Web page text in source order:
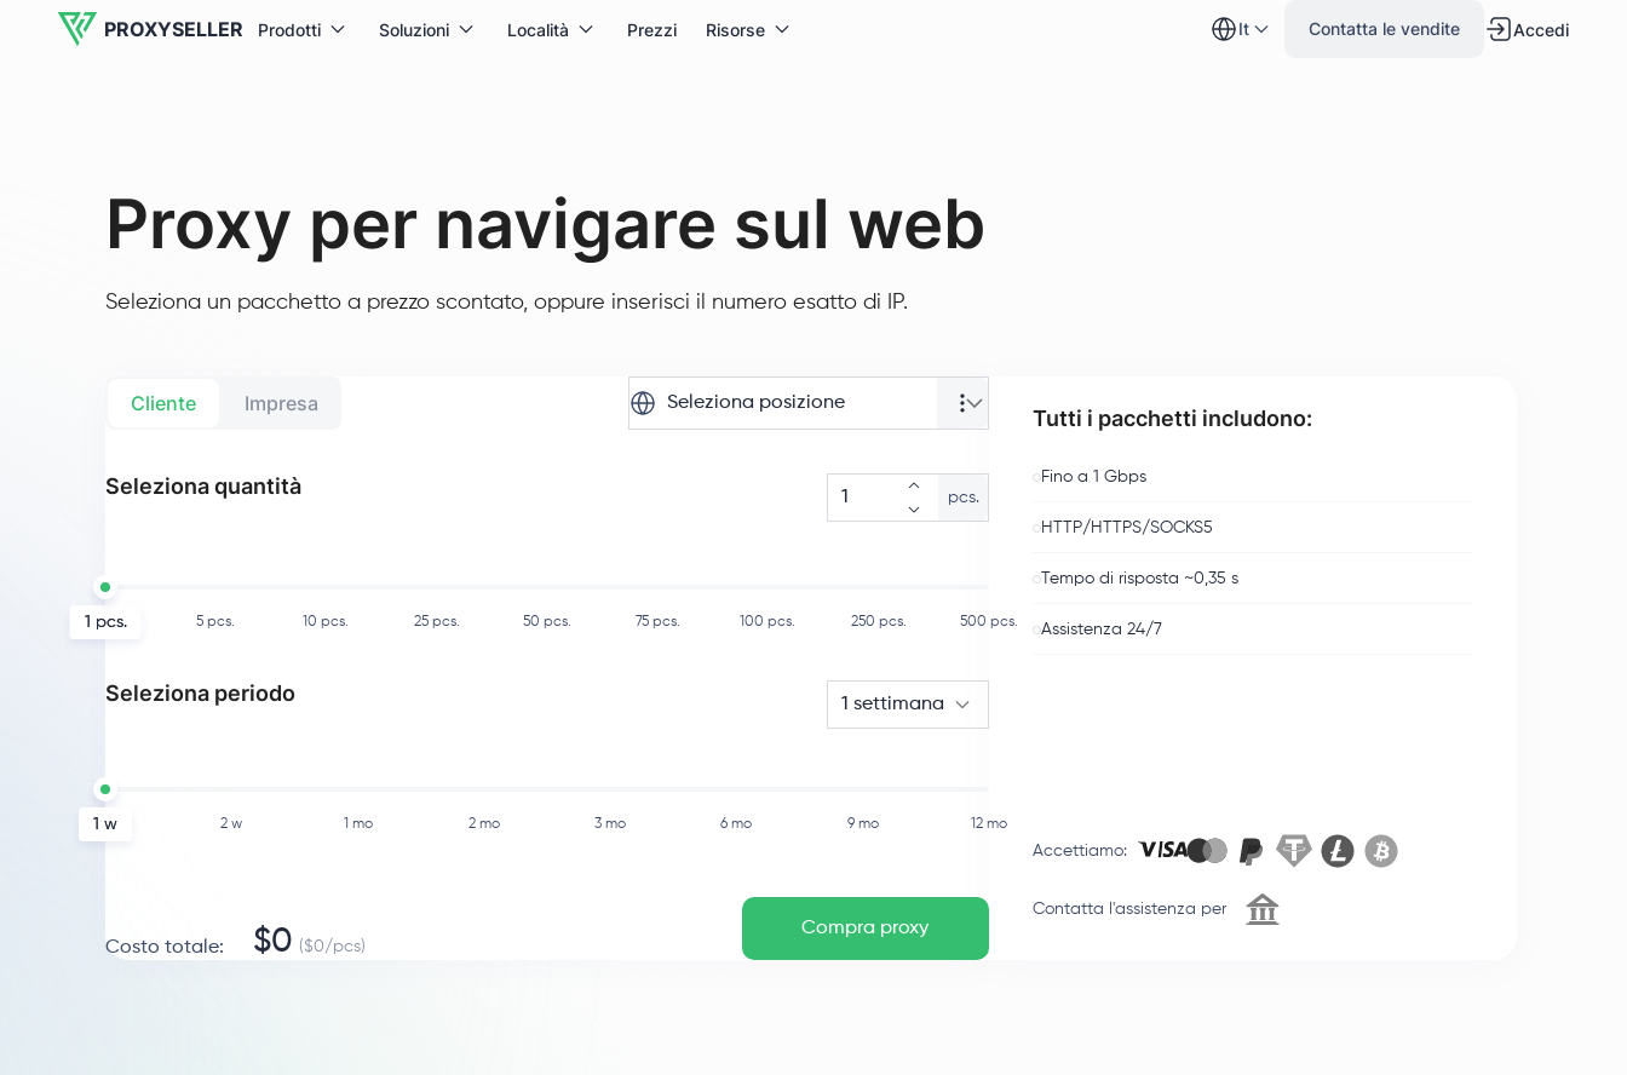
PROXYSELLER Prodotti Soluzioni Località Prezzi Risorse it Contatta le vendite Accedi
Proxy per navigare sul web
Seleziona un pacchetto a prezzo scontato, oppure inserisci il numero esatto di IP.
Cliente Impresa Seleziona posizione
Seleziona quantità pcs.
1 pcs. 5 pcs. 10 pcs. 25 pcs. 50 pcs. 75 pcs. 100 pcs. 250 pcs. 500 pcs.
Seleziona periodo 1 settimana
1 w 2 w 1 mo 2 mo 3 mo 6 mo 9 mo 12 mo
Costo totale: $0 ($0/pcs)
Compra proxy
Tutti i pacchetti includono:
Fino a 1 Gbps
HTTP/HTTPS/SOCKS5
Tempo di risposta ~0,35 s
Assistenza 24/7
Accettiamo:
Contatta l'assistenza per